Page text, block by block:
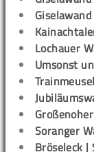
Lochauer
Umsonst
Soranger
Bröseleck |